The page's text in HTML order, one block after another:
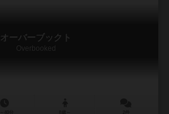
オーバーブックト
Overbooked